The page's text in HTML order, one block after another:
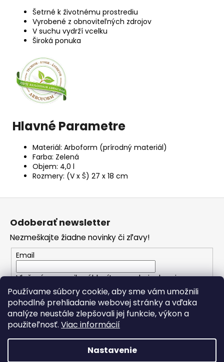
Používame súbory cookie, aby sme vám umožnili
pohodlné prehliadanie webovej stránky a vďaka
analýze neustále zlepšovali jej funkcie, výkon a
použiteľnosť. Viac informácií
Nastavenie
Šetrné k životnému prostrediu
Vyrobené z obnoviteľných zdrojov
V suchu vydrží vcelku
Široká ponuka
Hlavné Parametre
Materiál: Arboform (prírodný materiál)
Farba: Zelená
Objem: 4,0 l
Rozmery: (V x Š) 27 x 18 cm
Z
e
Odoberať newsletter
Nezmeškajte žiadne novinky či zľavy!
Email
Vložením e-mailu súhlasíte spodmienkami
ochrany osobných údajov
PRIHLÁSIŤ SA